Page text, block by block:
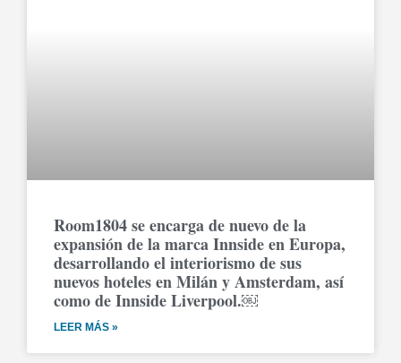
Room1804 se encarga de nuevo de la
expansión de la marca Innside en Europa,
desarrollando el interiorismo de sus
nuevos hoteles en Milán y Amsterdam, así
como de Innside Liverpool.￼
LEER MÁS »